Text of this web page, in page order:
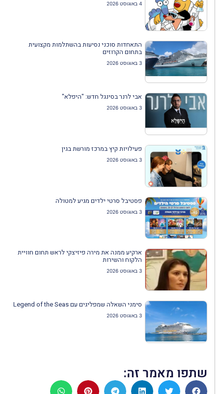
4 באוגוסט 2026
התאחדות סוכני נסיעות בהשתלמות מקצועית
בתחום הקרוזים
3 באוגוסט 2026
אבי לרנר בסינגל חדש: "היפלא"
3 באוגוסט 2026
פעילויות קיץ במרכז מורשת בגין
3 באוגוסט 2026
פסטיבל סרטי ילדים מגיע למטולה
3 באוגוסט 2026
ארקיע ממנה את מירה פיזיצקי לראש תחום חוויית
הלקוח והשירות
3 באוגוסט 2026
סימני השאלה שמפליגים עם Legend of the Seas
3 באוגוסט 2026
שתפו מאמר זה: